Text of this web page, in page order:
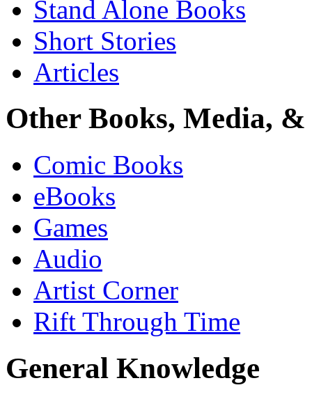
Stand Alone Books
Short Stories
Articles
Other Books, Media,
Comic Books
eBooks
Games
Audio
Artist Corner
Rift Through Time
General Knowledge